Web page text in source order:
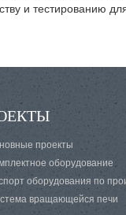
и тестированию
проекты
оборудование
оборудования по
вращающейся печи